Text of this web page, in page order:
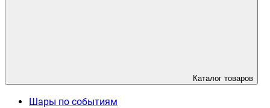
Каталог товаров
Шары по событиям